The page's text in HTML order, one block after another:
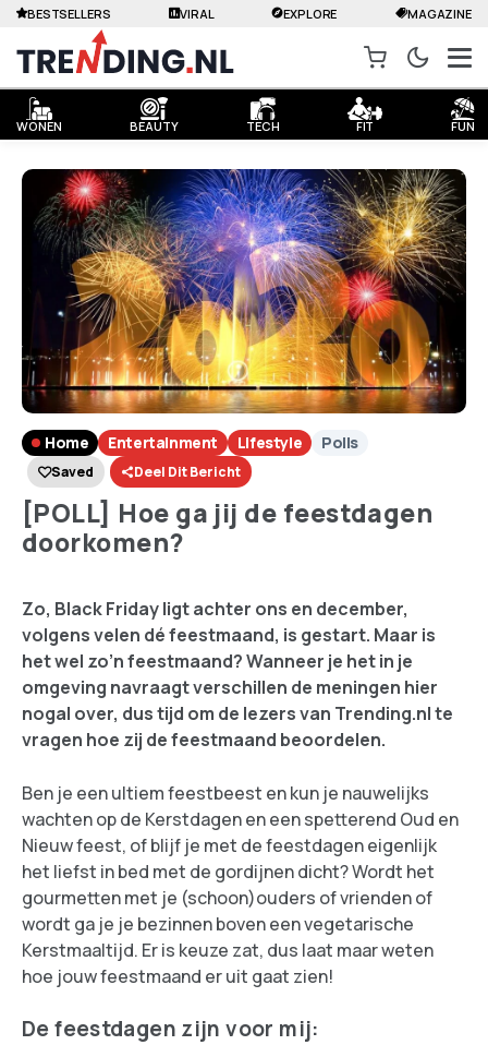
WONEN BEAUTY TECH FIT FUN
BESTSELLERS VIRAL EXPLORE MAGAZINE
Home Entertainment Lifestyle Polls
Saved Deel Dit Bericht
[POLL] Hoe ga jij de feestdagen
doorkomen?
Zo, Black Friday ligt achter ons en december,
volgens velen dé feestmaand, is gestart. Maar is
het wel zo’n feestmaand? Wanneer je het in je
omgeving navraagt verschillen de meningen hier
nogal over, dus tijd om de lezers van Trending.nl te
vragen hoe zij de feestmaand beoordelen.
Ben je een ultiem feestbeest en kun je nauwelijks
wachten op de Kerstdagen en een spetterend Oud en
Nieuw feest, of blijf je met de feestdagen eigenlijk
het liefst in bed met de gordijnen dicht? Wordt het
gourmetten met je (schoon)ouders of vrienden of
wordt ga je je bezinnen boven een vegetarische
Kerstmaaltijd. Er is keuze zat, dus laat maar weten
hoe jouw feestmaand er uit gaat zien!
De feestdagen zijn voor mij: